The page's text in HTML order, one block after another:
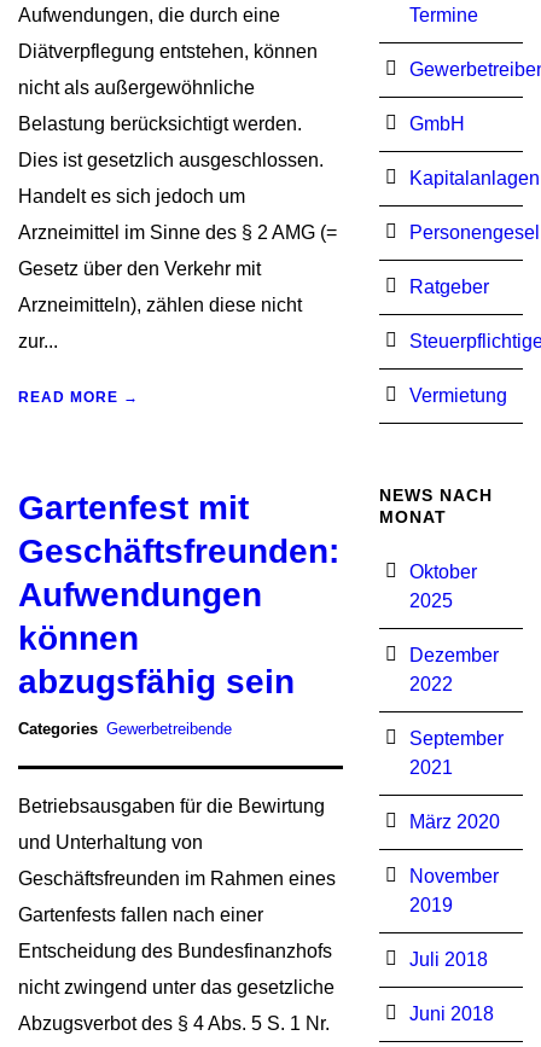
Aufwendungen, die durch eine
Diätverpflegung entstehen, können
nicht als außergewöhnliche
Belastung berücksichtigt werden.
Dies ist gesetzlich ausgeschlossen.
Handelt es sich jedoch um
Arzneimittel im Sinne des § 2 AMG (=
Gesetz über den Verkehr mit
Arzneimitteln), zählen diese nicht
zur...
READ MORE →
Gartenfest mit
Geschäftsfreunden:
Aufwendungen
können
abzugsfähig sein
Categories Gewerbetreibende
Betriebsausgaben für die Bewirtung
und Unterhaltung von
Geschäftsfreunden im Rahmen eines
Gartenfests fallen nach einer
Entscheidung des Bundesfinanzhofs
nicht zwingend unter das gesetzliche
Abzugsverbot des § 4 Abs. 5 S. 1 Nr.
Termine
GmbH
Kapitalanlagen
Ratgeber
Vermietung
NEWS NACH
MONAT
Oktober
2025
Dezember
2022
September
2021
März 2020
November
2019
Juli 2018
Juni 2018